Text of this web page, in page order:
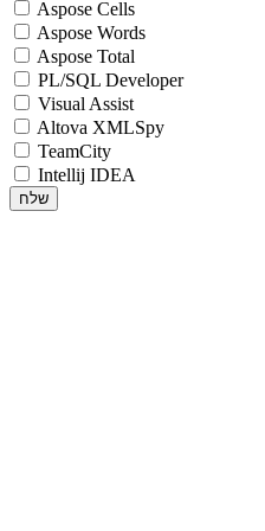
Aspose Cells
Aspose Words
Aspose Total
PL/SQL Developer
Visual Assist
Altova XMLSpy
TeamCity
Intellij IDEA